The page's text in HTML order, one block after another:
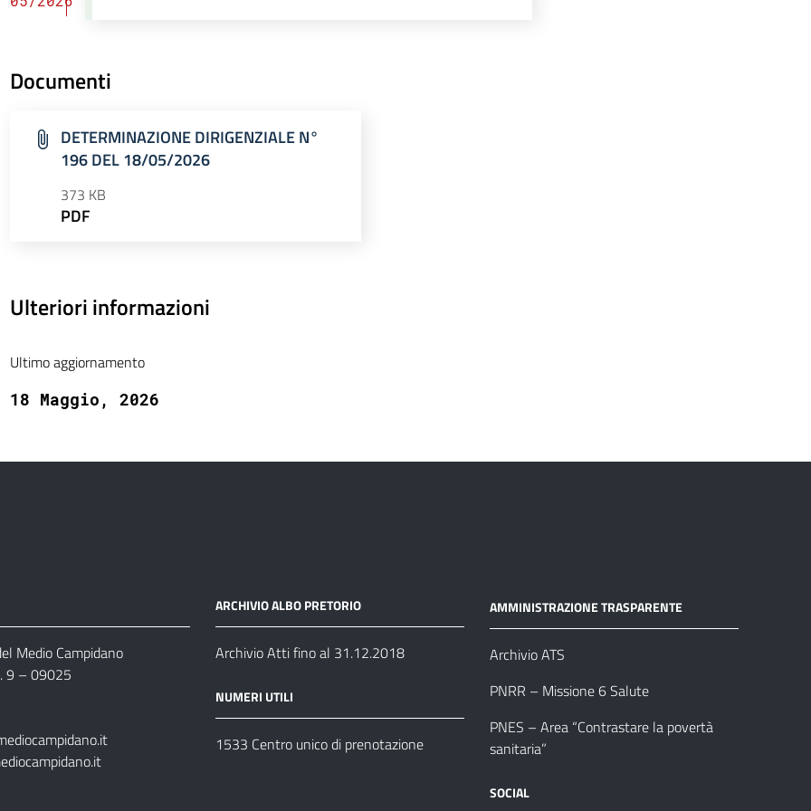
Documenti
DETERMINAZIONE DIRIGENZIALE N°
196 DEL 18/05/2026
373 KB
PDF
Ulteriori informazioni
Ultimo aggiornamento
18 Maggio, 2026
Medio Campidano
9 – 09025
ARCHIVIO ALBO PRETORIO
Archivio Atti fino al 31.12.2018
NUMERI UTILI
1533 Centro unico di prenotazione
AMMINISTRAZIONE TRASPARENTE
Archivio ATS
PNRR – Missione 6 Salute
PNES – Area “Contrastare la povertà
sanitaria”
SOCIAL